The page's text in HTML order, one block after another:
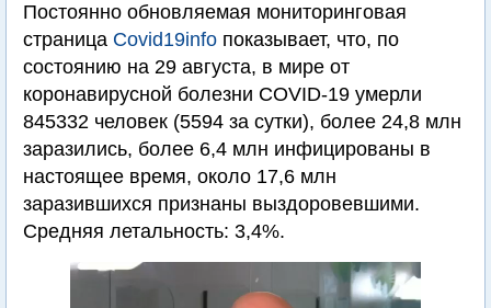
Постоянно обновляемая мониторинговая
страница Covid19info показывает, что, по
состоянию на 29 августа, в мире от
коронавирусной болезни COVID-19 умерли
845332 человек (5594 за сутки), более 24,8 млн
заразились, более 6,4 млн инфицированы в
настоящее время, около 17,6 млн
заразившихся признаны выздоровевшими.
Средняя летальность: 3,4%.